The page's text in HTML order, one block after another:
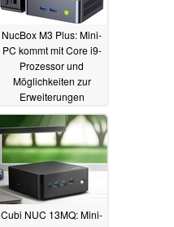
NucBox M3 Plus: Mini-
PC kommt mit Core i9-
Prozessor und
Möglichkeiten zur
Erweiterungen
17.11.2024
Cubi NUC 13MQ: Mini-